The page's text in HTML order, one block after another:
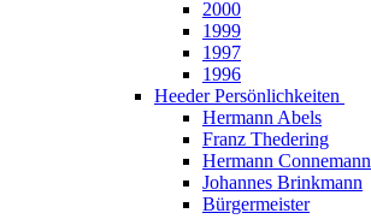
2000
1999
1997
1996
Heeder Persönlichkeiten
Hermann Abels
Franz Thedering
Hermann Connemann
Johannes Brinkmann
Bürgermeister